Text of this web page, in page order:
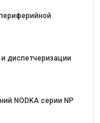
диспетчеризации
NODKA серии NP